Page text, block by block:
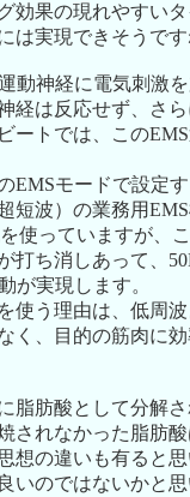
効果の現れやすいタ
は実現できそうです
動神経に電気刺激
経は反応せず、さ
ートでは、この
EMSモードで設定す
短波）の業務用
使っていますが、
打ち消しあって、
が実現します。
使う理由は、低周
く、目的の筋肉に
脂肪酸として分解
されなかった脂肪
想の違いも有ると
いのではないかと